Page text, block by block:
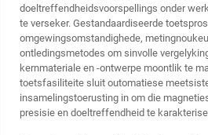
doeltreffendheidsvoorspellings onder
te verseker. Gestandaardiseerde
omgewingsomstandighede,
ontledingsmetodes om sinvolle
kernmateriale en -ontwerpe moontlik te
toetsfasiliteite sluit outomatiese
insamelingstoerusting in om die
presisie en doeltreffendheid te